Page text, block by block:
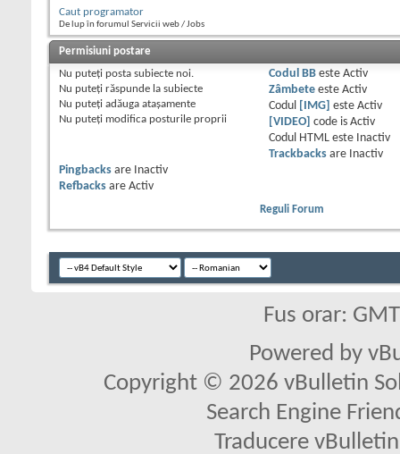
Caut programator
De lup în forumul Servicii web / Jobs
Permisiuni postare
Nu puteţi posta subiecte noi.
Nu puteţi răspunde la subiecte
Nu puteţi adăuga ataşamente
Nu puteţi modifica posturile proprii
Codul BBeste Activ
Zâmbeteeste Activ
Codul
[IMG] este Activ
[VIDEO]
code is Activ
Codul HTML este
Inactiv
Trackbacksare
Inactiv
Pingbacks are
Inactiv
Refbacks are Activ
Reguli Forum
Fus orar:
Powered by
Copyright © 2026 vBulletin
Search Engine
Traducere